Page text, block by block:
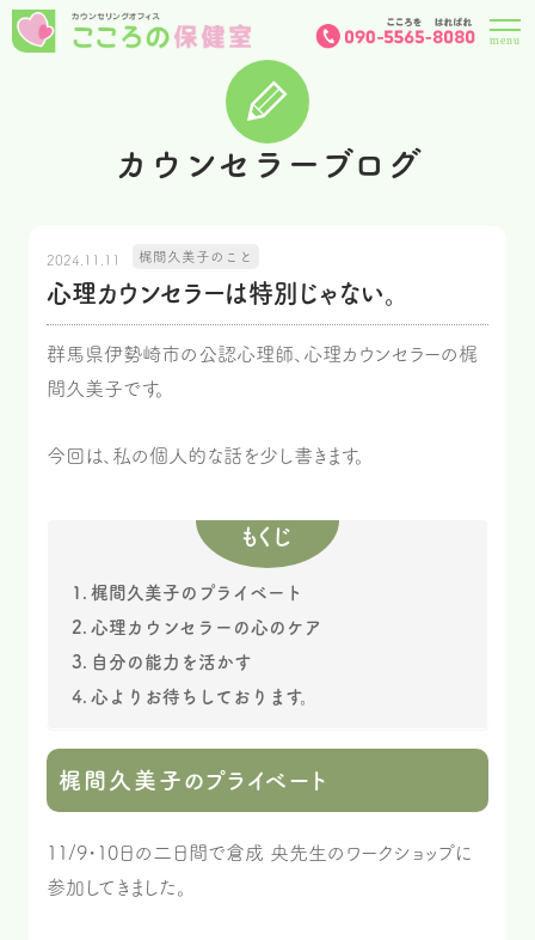
カウンセラーブログ
2024.11.11 梶間久美子のこと
心理カウンセラーは特別じゃない。
群馬県伊勢崎市の公認心理師、心理カウンセラーの梶
間久美子です。
今回は、私の個人的な話を少し書きます。
もくじ
梶間久美子のプライベート
心理カウンセラーの心のケア
自分の能力を活かす
心よりお待ちしております。
梶間久美子のプライベート
11/9・10日の二日間で倉成 央先生のワークショップに
参加してきました。